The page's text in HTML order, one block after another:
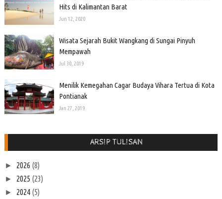
Hits di Kalimantan Barat
Jun 12, 2020
Wisata Sejarah Bukit Wangkang di Sungai Pinyuh
Mempawah
Jul 30, 2019
Menilik Kemegahan Cagar Budaya Vihara Tertua di Kota
Pontianak
Jan 27, 2019
ARSIP TULISAN
► 2026 (8)
► 2025 (23)
► 2024 (5)